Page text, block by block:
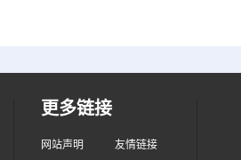
更多链接
网站声明 友情链接